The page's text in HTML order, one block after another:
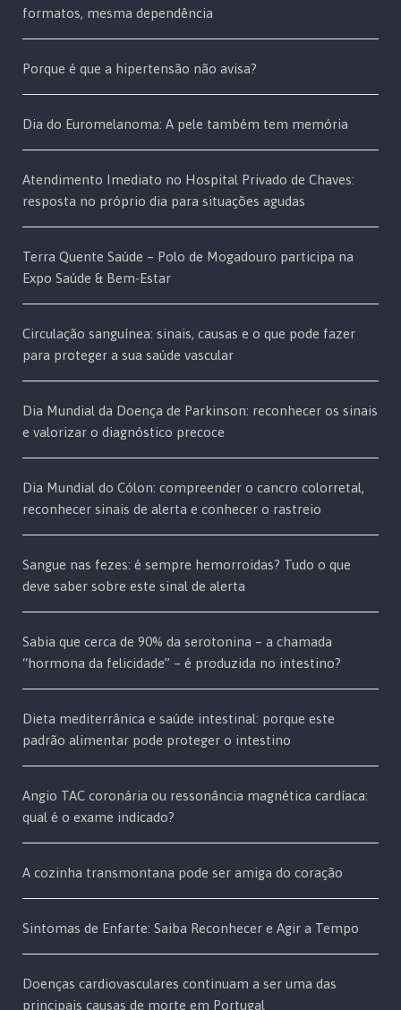
formatos, mesma dependência
Porque é que a hipertensão não avisa?
Dia do Euromelanoma: A pele também tem memória
Atendimento Imediato no Hospital Privado de Chaves:
resposta no próprio dia para situações agudas
Terra Quente Saúde – Polo de Mogadouro participa na
Expo Saúde & Bem-Estar
Circulação sanguínea: sinais, causas e o que pode fazer
para proteger a sua saúde vascular
Dia Mundial da Doença de Parkinson: reconhecer os sinais
e valorizar o diagnóstico precoce
Dia Mundial do Cólon: compreender o cancro colorretal,
reconhecer sinais de alerta e conhecer o rastreio
Sangue nas fezes: é sempre hemorroidas? Tudo o que
deve saber sobre este sinal de alerta
Sabia que cerca de 90% da serotonina – a chamada
“hormona da felicidade” – é produzida no intestino?
Dieta mediterrânica e saúde intestinal: porque este
padrão alimentar pode proteger o intestino
Angio TAC coronária ou ressonância magnética cardíaca:
qual é o exame indicado?
A cozinha transmontana pode ser amiga do coração
Sintomas de Enfarte: Saiba Reconhecer e Agir a Tempo
Doenças cardiovasculares continuam a ser uma das
principais causas de morte em Portugal